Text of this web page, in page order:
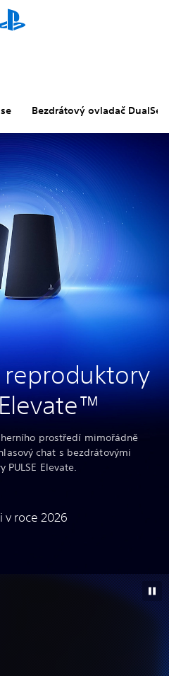
Bezdrátový ovladač
Elevate™
prostředí mimořádně
chat s bezdrátovými
PULSE Elevate.
v roce 2026